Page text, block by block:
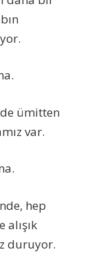
ümitten
var.
hep
alışık
duruyor.